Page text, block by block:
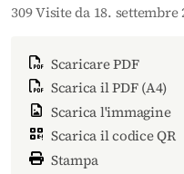
309 Visite da 18. settembre
Scaricare PDF
Scarica il PDF (A4)
Scarica l'immagine
Scarica il codice QR
Stampa